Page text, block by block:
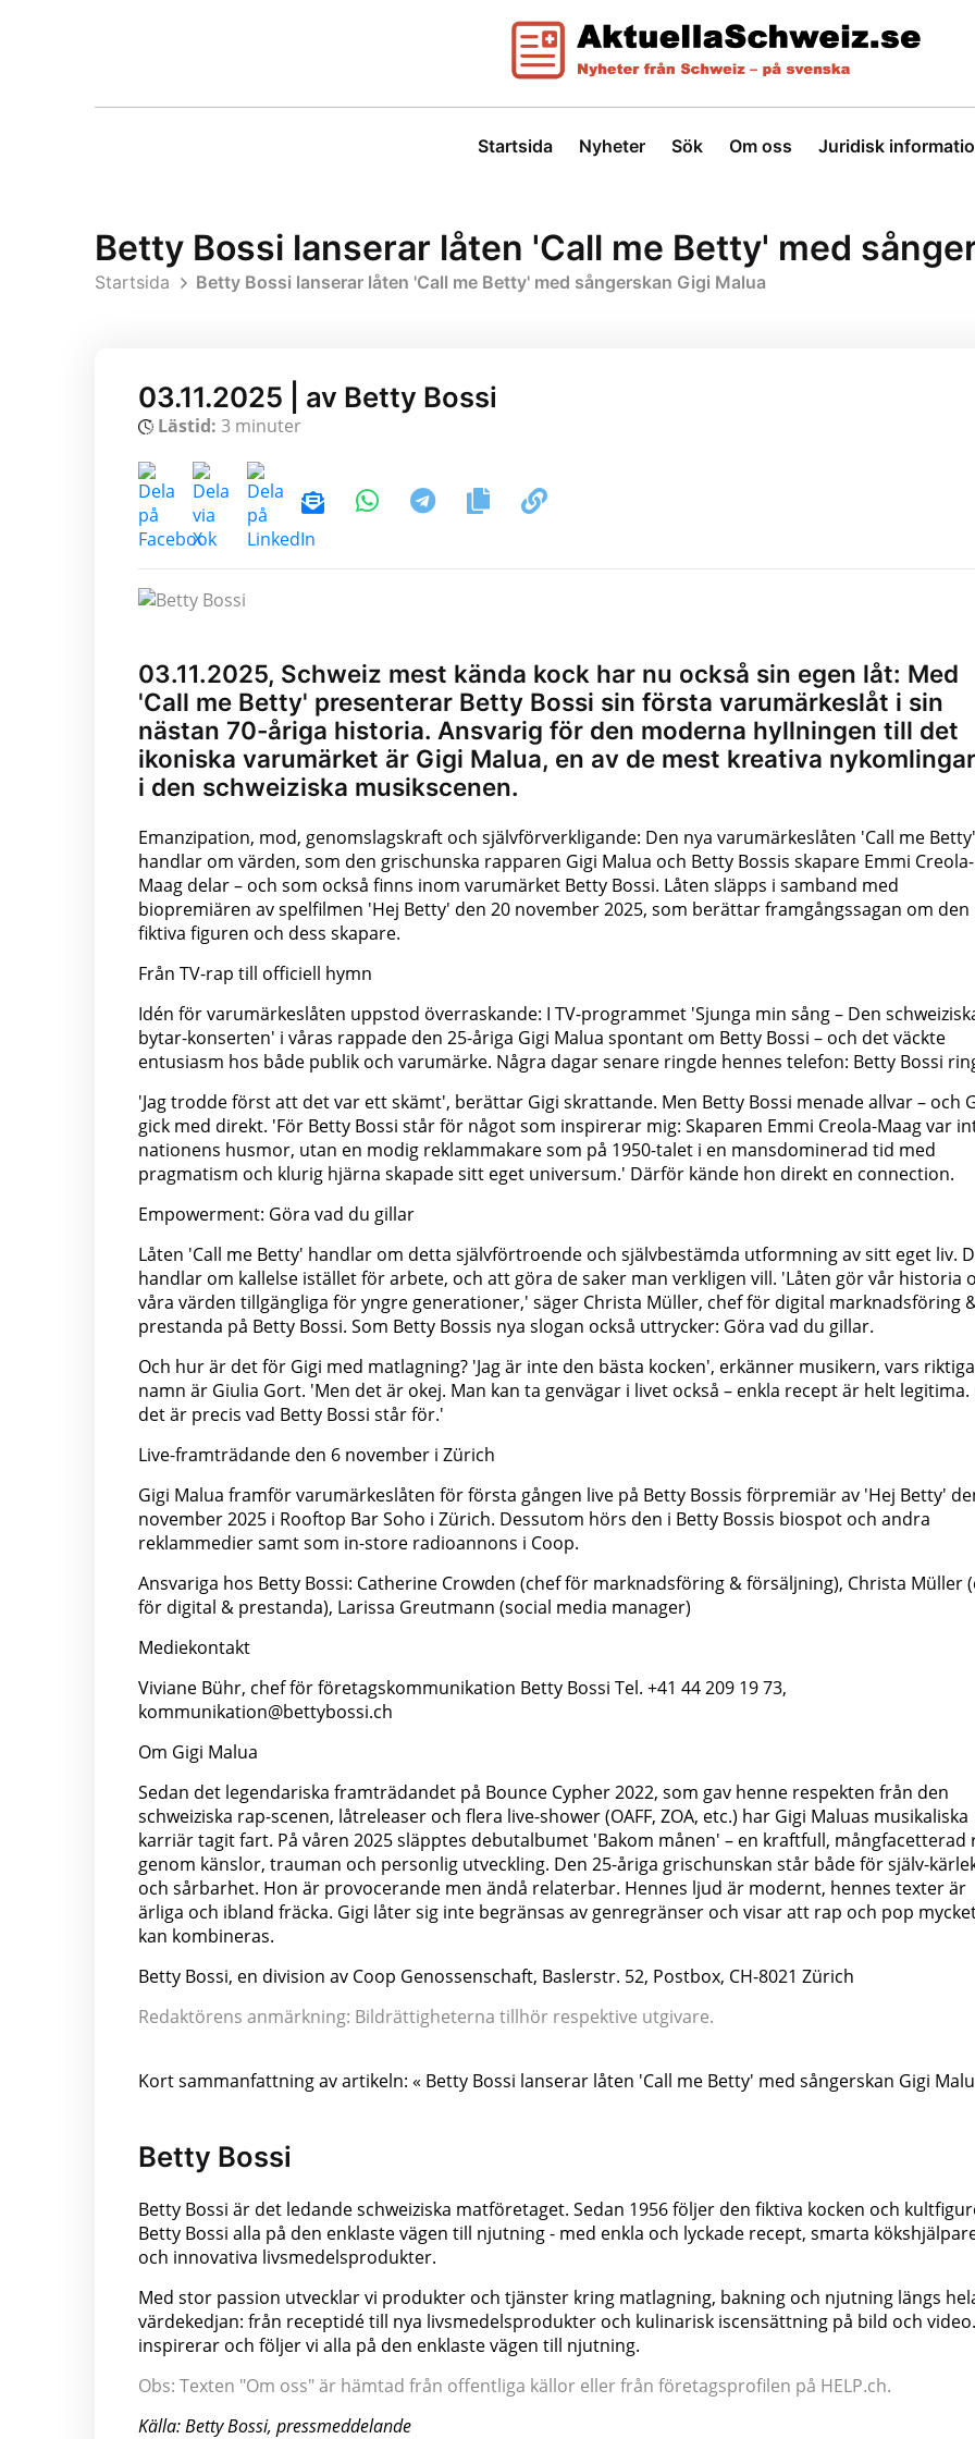
Startsida Nyheter Sök Om oss Juridisk
Betty Bossi lanserar låten 'Call me Betty' med
Startsida Betty Bossi lanserar låten 'Call me Betty' med sångerskan Gigi Malua
03.11.2025 | av Betty Bossi
Lästid: 3 minuter
03.11.2025, Schweiz mest kända kock har nu också sin egen låt: Med
'Call me Betty' presenterar Betty Bossi sin första varumärkeslåt i sin
nästan 70-åriga historia. Ansvarig för den moderna hyllningen till det
ikoniska varumärket är Gigi Malua, en av de mest kreativa
i den schweiziska musikscenen.
Emanzipation, mod, genomslagskraft och självförverkligande: Den nya varumärkeslåten 'Call me Betty'
handlar om värden, som den grischunska rapparen Gigi Malua och Betty Bossis skapare Emmi Creola-
Maag delar – och som också finns inom varumärket Betty Bossi. Låten släpps i samband med
biopremiären av spelfilmen 'Hej Betty' den 20 november 2025, som berättar framgångssagan om den
fiktiva figuren och dess skapare.
Från TV-rap till officiell hymn
Idén för varumärkeslåten uppstod överraskande: I TV-programmet 'Sjunga min sång – Den
bytar-konserten' i våras rappade den 25-åriga Gigi Malua spontant om Betty Bossi – och det väckte
entusiasm hos både publik och varumärke. Några dagar senare ringde hennes telefon: Betty Bossi
'Jag trodde först att det var ett skämt', berättar Gigi skrattande. Men Betty Bossi menade allvar – och
gick med direkt. 'För Betty Bossi står för något som inspirerar mig: Skaparen Emmi Creola-Maag var
nationens husmor, utan en modig reklammakare som på 1950-talet i en mansdominerad tid med
pragmatism och klurig hjärna skapade sitt eget universum.' Därför kände hon direkt en connection.
Empowerment: Göra vad du gillar
Låten 'Call me Betty' handlar om detta självförtroende och självbestämda utformning av sitt eget liv.
handlar om kallelse istället för arbete, och att göra de saker man verkligen vill. 'Låten gör vår historia
våra värden tillgängliga för yngre generationer,' säger Christa Müller, chef för digital marknadsföring
prestanda på Betty Bossi. Som Betty Bossis nya slogan också uttrycker: Göra vad du gillar.
Och hur är det för Gigi med matlagning? 'Jag är inte den bästa kocken', erkänner musikern, vars riktiga
namn är Giulia Gort. 'Men det är okej. Man kan ta genvägar i livet också – enkla recept är helt legitima.
det är precis vad Betty Bossi står för.'
Live-framträdande den 6 november i Zürich
Gigi Malua framför varumärkeslåten för första gången live på Betty Bossis förpremiär av 'Hej Betty'
november 2025 i Rooftop Bar Soho i Zürich. Dessutom hörs den i Betty Bossis biospot och andra
reklammedier samt som in-store radioannons i Coop.
Ansvariga hos Betty Bossi: Catherine Crowden (chef för marknadsföring & försäljning), Christa Müller
för digital & prestanda), Larissa Greutmann (social media manager)
Mediekontakt
Viviane Bühr, chef för företagskommunikation Betty Bossi Tel. +41 44 209 19 73,
kommunikation@bettybossi.ch
Om Gigi Malua
Sedan det legendariska framträdandet på Bounce Cypher 2022, som gav henne respekten från den
schweiziska rap-scenen, låtreleaser och flera live-shower (OAFF, ZOA, etc.) har Gigi Maluas musikaliska
karriär tagit fart. På våren 2025 släpptes debutalbumet 'Bakom månen' – en kraftfull, mångfacetterad
genom känslor, trauman och personlig utveckling. Den 25-åriga grischunskan står både för själv-
och sårbarhet. Hon är provocerande men ändå relaterbar. Hennes ljud är modernt, hennes texter är
ärliga och ibland fräcka. Gigi låter sig inte begränsas av genregränser och visar att rap och pop
kan kombineras.
Betty Bossi, en division av Coop Genossenschaft, Baslerstr. 52, Postbox, CH-8021 Zürich
Redaktörens anmärkning: Bildrättigheterna tillhör respektive utgivare.
Kort sammanfattning av artikeln: « Betty Bossi lanserar låten 'Call me Betty' med sångerskan Gigi
Betty Bossi
Betty Bossi är det ledande schweiziska matföretaget. Sedan 1956 följer den fiktiva kocken och
Betty Bossi alla på den enklaste vägen till njutning - med enkla och lyckade recept, smarta
och innovativa livsmedelsprodukter.
Med stor passion utvecklar vi produkter och tjänster kring matlagning, bakning och njutning längs
värdekedjan: från receptidé till nya livsmedelsprodukter och kulinarisk iscensättning på bild och
inspirerar och följer vi alla på den enklaste vägen till njutning.
Obs: Texten "Om oss" är hämtad från offentliga källor eller från företagsprofilen på HELP.ch.
Källa: Betty Bossi, pressmeddelande